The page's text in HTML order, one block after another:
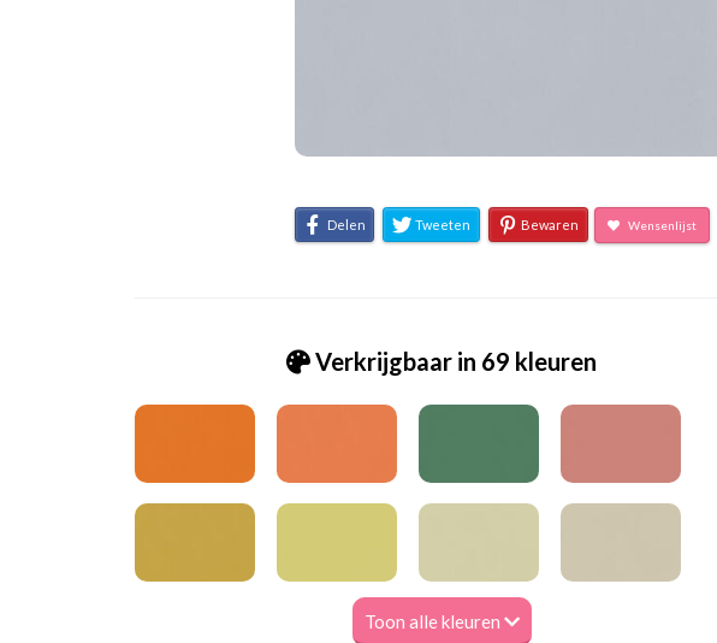
Delen Tweeten Bewaren Wensenlijst
Verkrijgbaar in 69 kleuren
Toon alle kleuren